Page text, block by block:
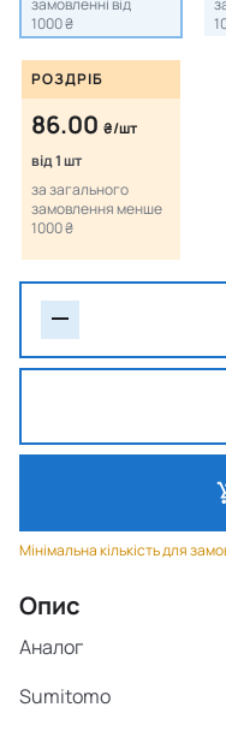
замовленні від
1000 ₴
РОЗДРІБ
86.00 ₴/шт
від 1 шт
за загального
замовлення менше
1000 ₴
Мінімальна кількість для
Опис
Аналог
Sumitomo